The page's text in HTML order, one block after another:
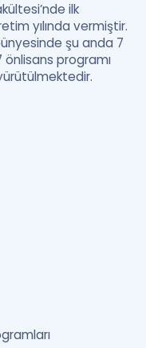
ilk
yılında vermiştir.
şu anda 7
programı